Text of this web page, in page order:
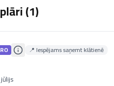
(1)
📍 Iespējams saņemt klātienē